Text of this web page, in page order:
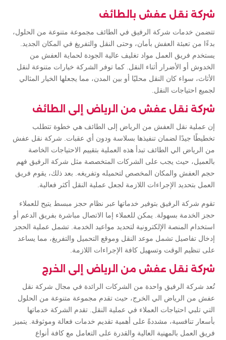
شركة نقل عفش بالطائف
تتضمن خدمات شركة الرفيق في الطائف مجموعة متنوعة من الحلول،
بدءًا من تعبئة العفش بأمان، وحتى النقل والتفريغ في المكان الجديد.
يستخدم فريق العمل مواد تغليف عالية الجودة لحماية العفش من
الخدوش أو الأضرار أثناء النقل. كما توفر الشركة خيارات متنوعة لنقل
الأثاث، سواء كان النقل محليًا أو بين المدن، مما يجعلها الخيار المثالي
لجميع احتياجات النقل.
شركة نقل عفش من الرياض إلى الطائف
إن عملية نقل العفش من الرياض إلى الطائف هي خطوة تتطلب
تخطيطًا جيدًا لضمان تنفيذها بسلاسة ودون أي عقبات. شركة نقل عفش
من الرياض الي الطائف تبدأ هذه العملية بتقييم الاحتياجات الخاصة
بالعميل، حيث يجب على الشركات المتخصصة مثل شركة الرفيق فهم
حجم العفش والمكان المخصص لتحميله وتفريغه. بعد ذلك، يقوم فريق
العمل بتحديد الإجراءات اللازمة لجعل عملية النقل أكثر فعالية.
تقوم شركة الرفيق بتوفير خدماتها عبر نظام حجز مبسط يتيح للعملاء
حجز الخدمة بسهولة. يمكن للعملاء إما الاتصال مباشرة بفريق الدعم أو
استخدام المنصة الإلكترونية لتحديد مواعيد الخدمة. تشمل عملية الحجز
إدخال تفاصيل تشمل موعد النقل وموقع التحميل والتفريغ، مما يساعد
على تنظيم الوقت وتسهيل كافة الإجراءات اللازمة.
شركة نقل عفش من الرياض إلى الخرج
تُعد شركة الرفيق واحدة من الشركات الرائدة في مجال شركة نقل
عفش من الرياض الي الخرج، حيث تقدم مجموعة متنوعة من الحلول
التي تلبي احتياجات العملاء في عملية النقل. تقدم الشركة خدماتها
بأسعار تنافسية، مشددةً على أهمية تقديم خدمات فعالة وموثوقة. يتميز
فريق العمل بالمهنية العالية والقدرة على التعامل مع كافة أنواع